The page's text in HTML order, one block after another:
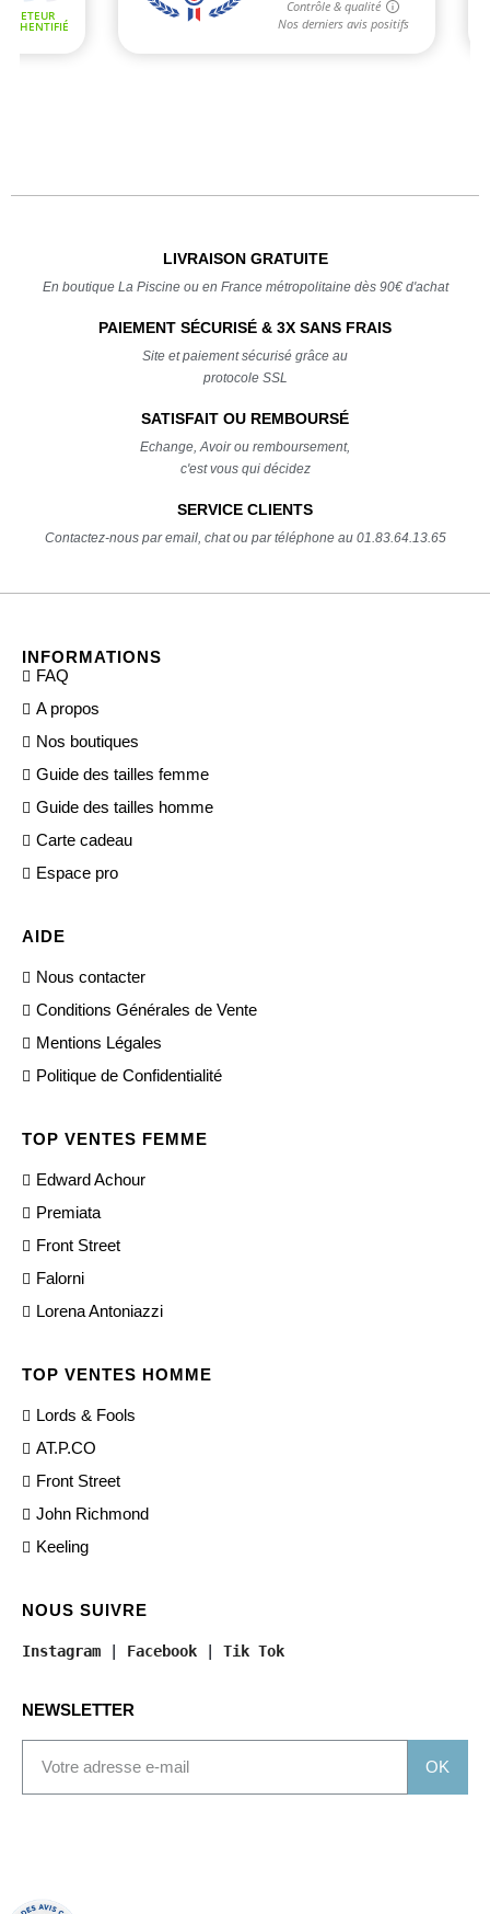
LIVRAISON GRATUITE
En boutique La Piscine ou en France métropolitaine dès 90€ d'achat
PAIEMENT SÉCURISÉ & 3X SANS FRAIS
Site et paiement sécurisé grâce au
protocole SSL
SATISFAIT OU REMBOURSÉ
Echange, Avoir ou remboursement,
c'est vous qui décidez
SERVICE CLIENTS
Contactez-nous par email, chat ou par téléphone au 01.83.64.13.65
INFORMATIONS
FAQ
A propos
Nos boutiques
Guide des tailles femme
Guide des tailles homme
Carte cadeau
Espace pro
AIDE
Nous contacter
Conditions Générales de Vente
Mentions Légales
Politique de Confidentialité
TOP VENTES FEMME
Edward Achour
Premiata
Front Street
Falorni
Lorena Antoniazzi
TOP VENTES HOMME
Lords & Fools
AT.P.CO
Front Street
John Richmond
Keeling
NOUS SUIVRE
Instagram | Facebook | Tik Tok
NEWSLETTER
OK